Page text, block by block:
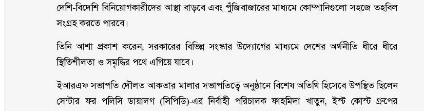
দেশি-বিদেশি বিনিয়োগকারীদের আস্থা বাড়বে এবং পুঁজিবাজারের মাধ্যমে কোম্পানিগুলো সহজে তহবিল
সংগ্রহ করতে পারবে।
তিনি আশা প্রকাশ করেন, সরকারের বিভিন্ন সংস্কার উদ্যোগের মাধ্যমে দেশের অর্থনীতি ধীরে ধীরে
স্থিতিশীলতা ও সমৃদ্ধির পথে এগিয়ে যাবে।
ইআরএফ সভাপতি দৌলত আকতার মালার সভাপতিত্বে অনুষ্ঠানে বিশেষ অতিথি হিসেবে উপস্থিত ছিলেন
সেন্টার ফর পলিসি ডায়ালগ (সিপিডি)-এর নির্বাহী পরিচালক ফাহমিদা খাতুন, ইস্ট কোস্ট গ্রুপের